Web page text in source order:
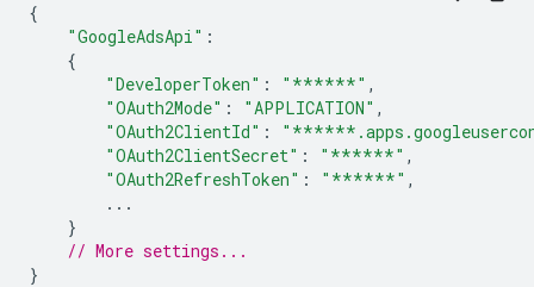
{
"GoogleAdsApi" :
{
"DeveloperToken" : "******" ,
"OAuth2Mode" : "APPLICATION" ,
"OAuth2ClientId" :
"OAuth2ClientSecret" : "******" ,
"OAuth2RefreshToken" : "******" ,
...
}
// More settings...
}